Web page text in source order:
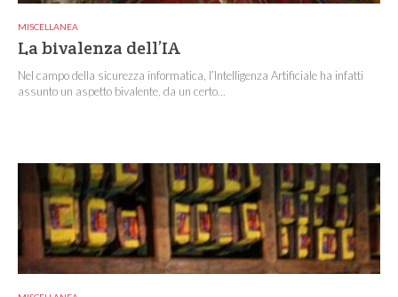
MISCELLANEA
La bivalenza dell’IA
Nel campo della sicurezza informatica, l’Intelligenza Artificiale ha infatti
assunto un aspetto bivalente, da un certo...